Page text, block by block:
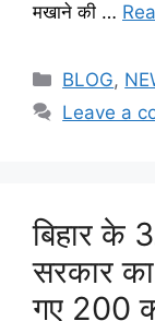
मखाने की …
BLOG,
Leave a
बिहार के
सरकार
गए 200